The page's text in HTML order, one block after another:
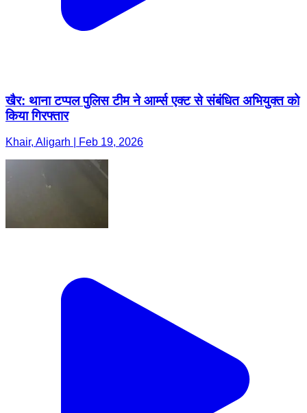
खैर: थाना टप्पल पुलिस टीम ने आर्म्स एक्ट से संबंधित अभियुक्त को
किया गिरफ्तार
Khair, Aligarh | Feb 19, 2026